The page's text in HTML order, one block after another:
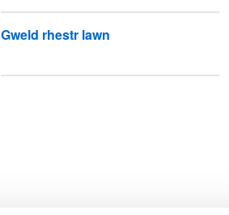
Gweld rhestr lawn